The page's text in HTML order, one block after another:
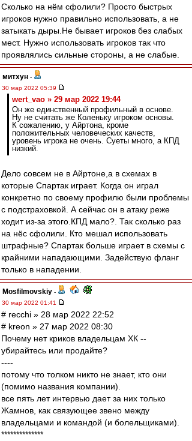
Сколько на нём сфолили? Просто быстрых
игроков нужно правильно использовать, а не
затыкать дыры.Не бывает игроков без слабых
мест. Нужно использовать игроков так что
проявлялись сильные стороны, а не слабые.
митхун -
30 мар 2022 05:39
wert_vao » 29 мар 2022 19:44
Он же единственный профильный в основе.
Ну не считать же Коленьку игроком основы.
К сожалению, у Айртона, кроме
положительных человеческих качеств,
уровень игрока не очень. Суеты много, а КПД
низкий.
Дело совсем не в Айртоне,а в схемах в
которые Спартак играет. Когда он играл
конкретно по своему профилю были проблемы
с подстраховкой. А сейчас он в атаку реже
ходит из-за этого.КПД мало?. Так сколько раз
на нёс сфолили. Кто мешал использовать
штрафные? Спартак больше играет в схемы с
крайними нападающими. Задействую фланг
только в нападении.
Mosfilmovskiy -
30 мар 2022 01:41
# recchi » 28 мар 2022 22:52
# kreon » 27 мар 2022 08:30
Почему нет криков владельцам ХК --
убирайтесь или продайте?
----
потому что толком никто не знает, кто они
(помимо названия компании).
все пять лет интервью дает за них только
Жамнов, как связующее звено между
владельцами и командой (и болельщиками).
**************